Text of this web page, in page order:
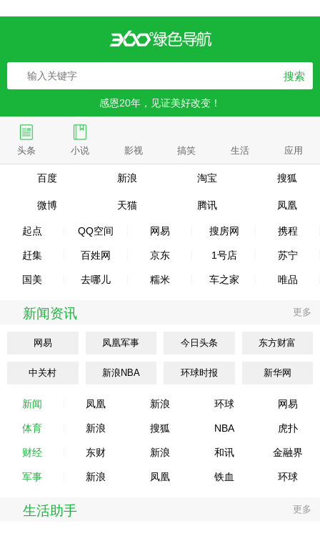
搜索
感恩20年，见证美好改变！
头条 小说 影视 搞笑 生活 应用
百度 新浪 淘宝 搜狐
微博 天猫 腾讯 凤凰
起点 QQ空间 网易 搜房网 携程
赶集 百姓网 京东 1号店 苏宁
国美 去哪儿 糯米 车之家 唯品
新闻资讯 更多
网易 凤凰军事 今日头条 东方财富
中关村 新浪NBA 环球时报 新华网
新闻 凤凰 新浪 环球 网易
体育 新浪 搜狐 NBA 虎扑
财经 东财 新浪 和讯 金融界
军事 新浪 凤凰 铁血 环球
生活助手 更多